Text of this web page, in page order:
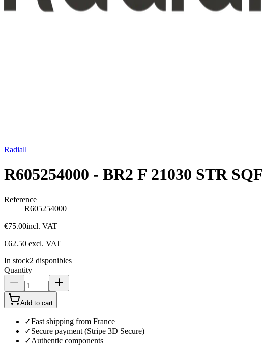
Radiall
R605254000 - BR2 F 21030 STR SQF
Reference
R605254000
€75.00incl. VAT
€62.50 excl. VAT
In stock2 disponibles
Quantity
Add to cart
✓Fast shipping from France
✓Secure payment (Stripe 3D Secure)
✓Authentic components